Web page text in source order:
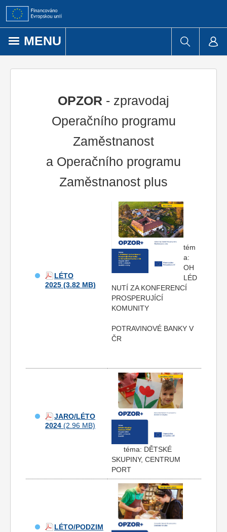
Přejít k obsahu
MENU
OPZOR - zpravodaj
Operačního programu
Zaměstnanost
a Operačního programu
Zaměstnanost plus
LÉTO
2025
tém
a:
OH
LÉD
NUTÍ ZA KONFERENCÍ
PROSPERUJÍCÍ
KOMUNITY
POTRAVINOVÉ BANKY V
ČR
JARO/LÉTO
2024
téma: DĚTSKÉ
SKUPINY, CENTRUM
PORT
LÉTO/PODZIM